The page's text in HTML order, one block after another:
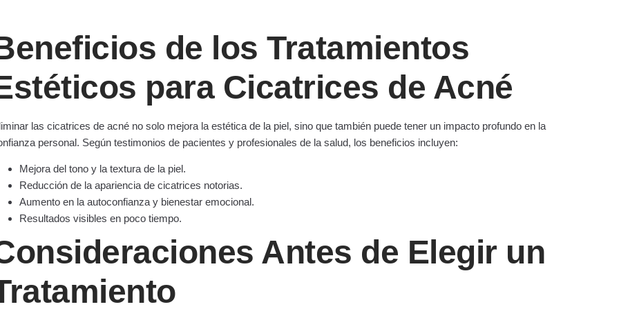
de los Tratamientos
para Cicatrices de Acné
las cicatrices de acné no solo mejora la estética de la piel, sino que también puede tener un impacto profundo en la
personal. Según testimonios de pacientes y profesionales de la salud, los beneficios incluyen:
Mejora del tono y la textura de la piel.
Reducción de la apariencia de cicatrices notorias.
Aumento en la autoconfianza y bienestar emocional.
Resultados visibles en poco tiempo.
Antes de Elegir un